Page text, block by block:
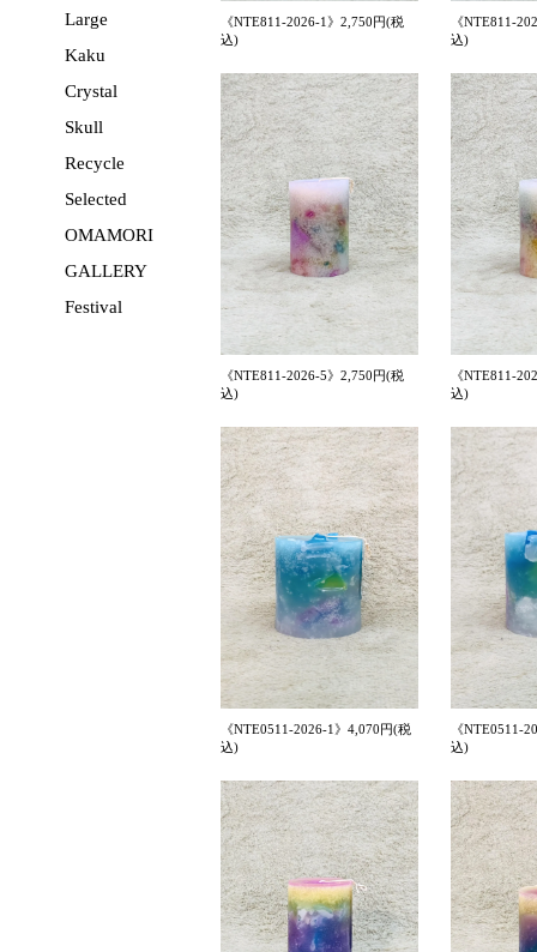
Large
Kaku
Crystal
Skull
Recycle
Selected
OMAMORI
GALLERY
Festival
《NTE811-2026-1》2,750円(税
込)
《NTE811-
込)
《NTE811-2026-5》2,750円(税
込)
《NTE811-
込)
《NTE0511-2026-1》4,070円(税
込)
《NTE0511-
込)